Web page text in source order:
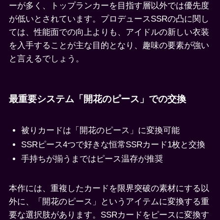
ーが多く、トップランカーを目指す層以外では優先度
が低いとされています。プロデュースSSRの凸に関し
ては、性能面での向上よりも、アイドルの新しい衣装
を入手することが主な目的となり、趣味の要素が強い
と言えるでしょう。
最重要システム「開花のピース」での交換
被りカードは「開花のピース」に変換可能
SSRピース4つで好きな恒常SSRカード1枚と交換
手持ちが揃うまではピース温存が推奨
本作には、重複したカードを限界突破の素材にする以
外に、「開花のピース」というアイテムに変換する重
要な選択肢があります。SSRカードをピースに変換す